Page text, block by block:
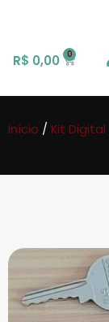
R$ 0,00
Início / Kit Digital